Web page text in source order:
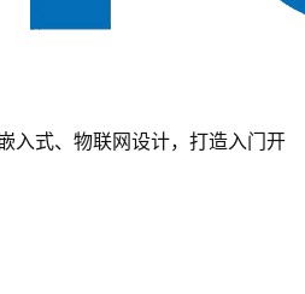
入式、物联网设计，打造入门开